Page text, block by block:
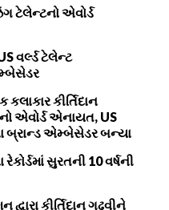
ટેલેન્ટનો એવોર્ડ
વર્લ્ડ ટેલેન્ટ
કીર્તિદાન
એવોર્ડ એનાયત, US
બ્રાન્ડ એમ્બેસેડર બન્યા
સુરતની 10 વર્ષની
કીર્તિદાન ગઢવીને